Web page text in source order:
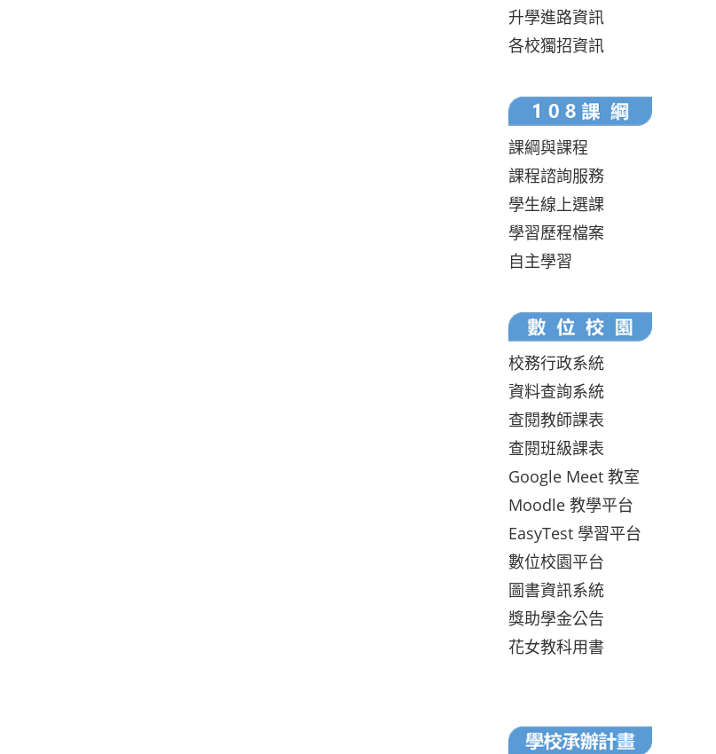
升學進路資訊
各校獨招資訊
課綱與課程
課程諮詢服務
學生線上選課
學習歷程檔案
自主學習
校務行政系統
資料查詢系統
查閱教師課表
查閱班級課表
Google Meet 教室
Moodle 教學平台
EasyTest 學習平台
數位校園平台
圖書資訊系統
獎助學金公告
花女教科用書